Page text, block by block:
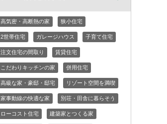
高気密・高断熱の家 狭小住宅
2世帯住宅 ガレージハウス 子育て住宅
注文住宅の間取り 賃貸住宅
こだわりキッチンの家 併用住宅
高級な家・豪邸・邸宅 リゾート空間を満喫
家事動線の快適な家 別荘・田舎に暮らそう
ローコスト住宅 建築家とつくる家